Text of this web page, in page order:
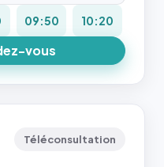
09:50 10:20
vous
Téléconsultation